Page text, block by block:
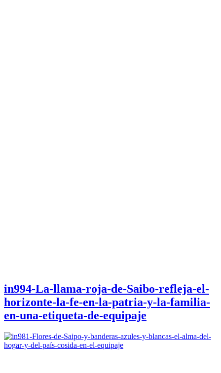
in994-La-llama-roja-de-Saibo-refleja-el-
horizonte-la-fe-en-la-patria-y-la-familia-
en-una-etiqueta-de-equipaje